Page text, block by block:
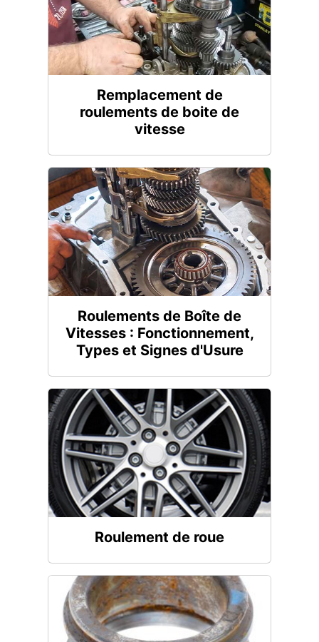
Remplacement de
roulements de boite de
vitesse
Roulements de Boîte de
Vitesses : Fonctionnement,
Types et Signes d'Usure
Roulement de roue